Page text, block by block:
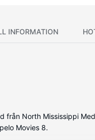
INFORMATION
från North Mississippi
Movies 8.